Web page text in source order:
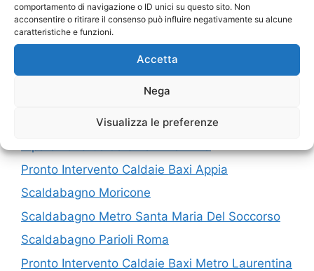
comportamento di navigazione o ID unici su questo sito. Non
acconsentire o ritirare il consenso può influire negativamente su alcune
caratteristiche e funzioni.
Accetta
Nega
Visualizza le preferenze
Pronto Intervento Caldaie Baxi Ponte Linari
Roma
Installazione Caldaie Baxi Casape
Riparazione Caldaie Baxi Piazza Del Popolo
Scaldabagno Metro Torrenova
Riparazione Caldaie Baxi Case Rosse
Pronto Intervento Caldaie Baxi Appia
Scaldabagno Moricone
Scaldabagno Metro Santa Maria Del Soccorso
Scaldabagno Parioli Roma
Pronto Intervento Caldaie Baxi Metro Laurentina